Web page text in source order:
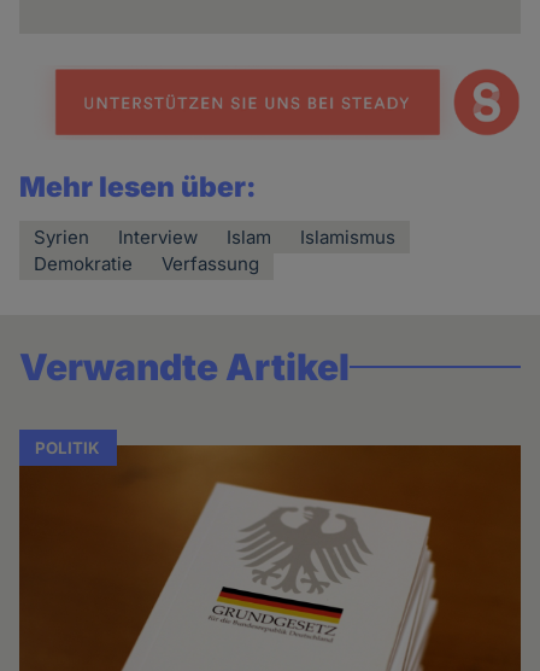
Mehr lesen über:
Syrien Interview Islam
Islamismus
Demokratie
Verfassung
Verwandte Artikel
POLITIK